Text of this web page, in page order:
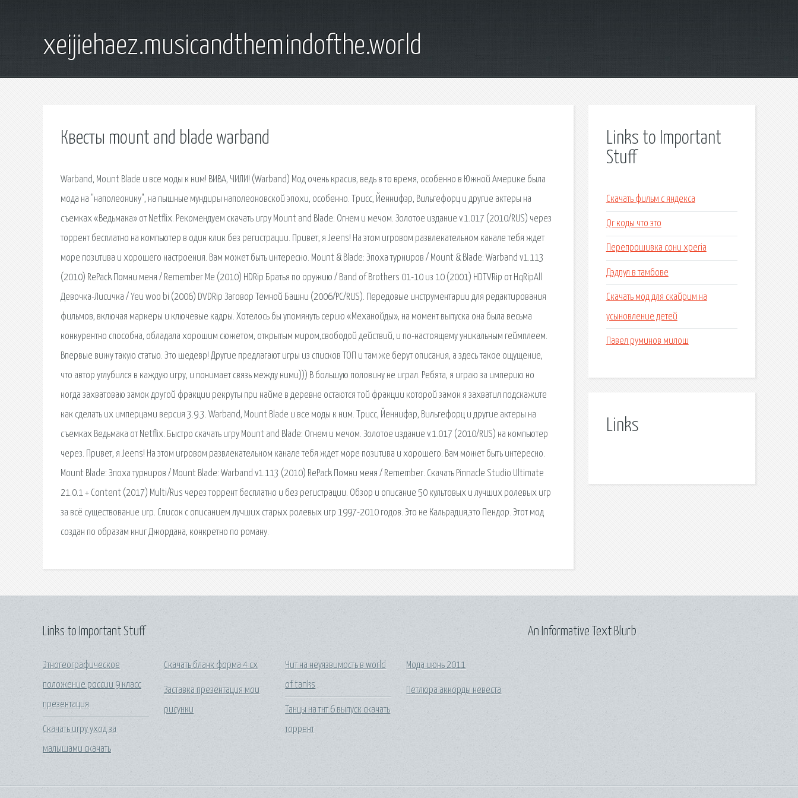
xeijiehaez.musicandthemindofthe.world
Квесты mount and blade warband
Warband, Mount Blade и все моды к ним! ВИВА, ЧИЛИ! (Warband) Мод очень красив, ведь в то время, особенно в Южной Америке была
мода на "наполеонику", на пышные мундиры наполеоновской эпохи, особенно. Трисс, Йеннифэр, Вильгефорц и другие актеры на
съемках «Ведьмака» от Netflix. Рекомендуем скачать игру Mount and Blade: Огнем и мечом. Золотое издание v.1.017 (2010/RUS) через
торрент бесплатно на компьютер в один клик без регистрации. Привет, я Jeens! На этом игровом развлекательном канале тебя ждет
море позитива и хорошего настроения. Вам может быть интересно. Mount & Blade: Эпоха турниров / Mount & Blade: Warband v1.113
(2010) RePack Помни меня / Remember Me (2010) HDRip Братья по оружию / Band of Brothers 01-10 из 10 (2001) HDTVRip от HqRipAll
Девочка-Лисичка / Yeu woo bi (2006) DVDRip Заговор Тёмной Башни (2006/PC/RUS). Передовые инструментарии для редактирования
фильмов, включая маркеры и ключевые кадры. Хотелось бы упомянуть серию «Механойды», на момент выпуска она была весьма
конкурентно способна, обладала хорошим сюжетом, открытым миром,свободой действий, и по-настоящему уникальным геймплеем.
Впервые вижу такую статью. Это шедевр! Другие предлагают игры из списков ТОП и там же берут описания, а здесь такое ощущение,
что автор углубился в каждую игру, и понимает связь между ними))) В большую половину не играл. Ребята, я играю за империю но
когда захватоваю замок другой фракции рекруты при найме в деревне остаются той фракции которой замок я захватил подскажите
как сделать их имперцами версия 3.9.3. Warband, Mount Blade и все моды к ним. Трисс, Йеннифэр, Вильгефорц и другие актеры на
съемках Ведьмака от Netflix. Быстро скачать игру Mount and Blade: Огнем и мечом. Золотое издание v.1.017 (2010/RUS) на компьютер
через. Привет, я Jeens! На этом игровом развлекательном канале тебя ждет море позитива и хорошего. Вам может быть интересно.
Mount Blade: Эпоха турниров / Mount Blade: Warband v1.113 (2010) RePack Помни меня / Remember. Скачать Pinnacle Studio Ultimate
21.0.1 + Content (2017) Multi/Rus через торрент бесплатно и без регистрации. Обзор и описание 50 культовых и лучших ролевых игр
за всё существование игр. Список с описанием лучших старых ролевых игр 1997-2010 годов. Это не Кальрадия,это Пендор. Этот мод
создан по образам книг Джордана, конкретно по роману.
Links to Important
Stuff
Скачать фильм с яндекса
Qr коды что это
Перепрошивка сони xperia
Дэдпул в тамбове
Скачать мод для скайрим на
усыновление детей
Павел руминов милош
Links
Links to Important Stuff
Этногеографическое
положение россии 9 класс
презентация
Скачать игру уход за
малышами скачать
Скачать бланк форма 4 сх
Заставка презентация мои
рисунки
Чит на неуязвимость в world
of tanks
Танцы на тнт 6 выпуск скачать
торрент
Мода июнь 2011
Петлюра аккорды невеста
An Informative Text Blurb